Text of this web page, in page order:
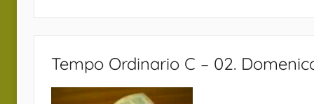
Tempo Ordinario C – 02.